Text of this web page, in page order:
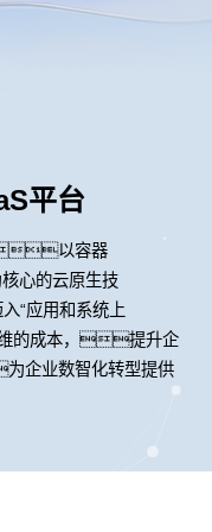
平台
以容器
的云原生技
“应用和系统上
的成本，提升企
企业数智化转型提供